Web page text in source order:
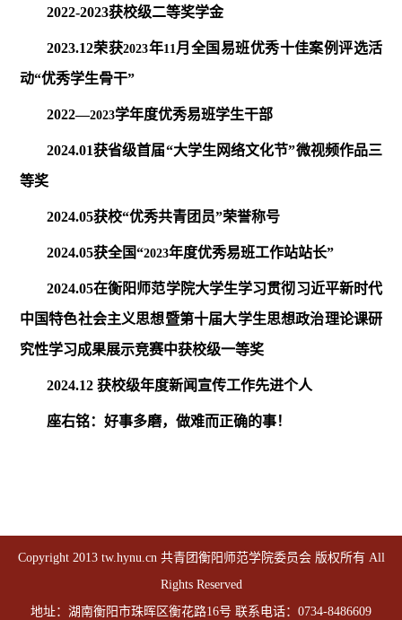
2022-2023获校级二等奖学金
2023.12荣获2023年11月全国易班优秀十佳案例评选活
动“优秀学生骨干”
2022—2023学年度优秀易班学生干部
2024.01获省级首届“大学生网络文化节”微视频作品三
等奖
2024.05获校“优秀共青团员”荣誉称号
2024.05获全国“2023年度优秀易班工作站站长”
2024.05在衡阳师范学院大学生学习贯彻习近平新时代
中国特色社会主义思想暨第十届大学生思想政治理论课研
究性学习成果展示竞赛中获校级一等奖
2024.12 获校级年度新闻宣传工作先进个人
座右铭：好事多磨，做难而正确的事！
Copyright 2013 tw.hynu.cn 共青团衡阳师范学院委员会 版权所有 All
Rights Reserved
地址：湖南衡阳市珠晖区衡花路16号 联系电话：0734-8486609